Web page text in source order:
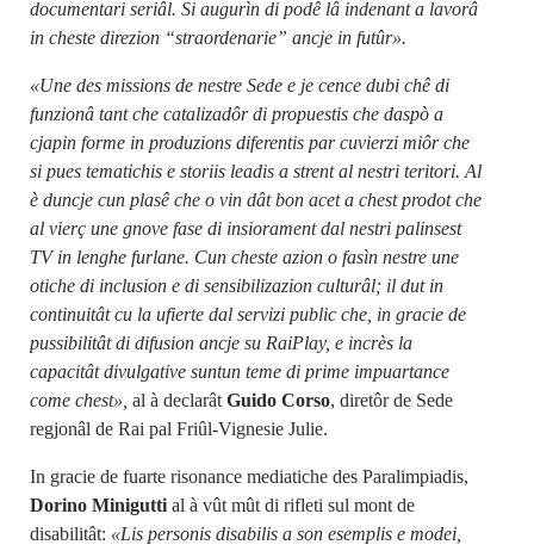
documentari seriâl. Si augurìn di podê lâ indenant a lavorâ
in cheste direzion “straordenarie” ancje in futûr».
«Une des missions de nestre Sede e je cence dubi chê di
funzionâ tant che catalizadôr di propuestis che daspò a
cjapin forme in produzions diferentis par cuvierzi miôr che
si pues tematichis e storiis leadis a strent al nestri teritori. Al
è duncje cun plasê che o vin dât bon acet a chest prodot che
al vierç une gnove fase di insiorament dal nestri palinsest
TV in lenghe furlane. Cun cheste azion o fasìn nestre une
otiche di inclusion e di sensibilizazion culturâl; il dut in
continuitât cu la ufierte dal servizi public che, in gracie de
pussibilitât di difusion ancje su RaiPlay, e incrès la
capacitât divulgative suntun teme di prime impuartance
come chest», al à declarât Guido Corso, diretôr de Sede
regjonâl de Rai pal Friûl-Vignesie Julie.
In gracie de fuarte risonance mediatiche des Paralimpiadis,
Dorino Minigutti al à vût mût di rifleti sul mont de
disabilitât: «Lis personis disabilis a son esemplis e modei,